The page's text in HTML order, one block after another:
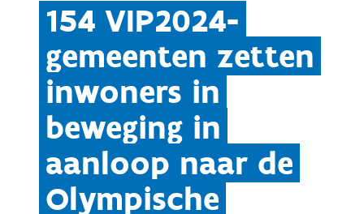
154 VIP2024-
gemeenten zetten
inwoners in
beweging in
aanloop naar de
Olympische